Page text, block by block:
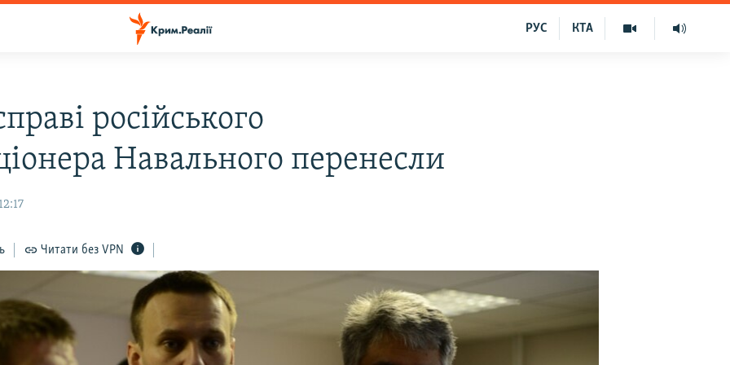
КТА
РУС
російського
Навального перенесли
Читати без VPN